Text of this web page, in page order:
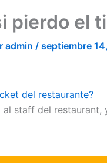
pierdo el
admin / septiembre
del restaurante?
al staff del